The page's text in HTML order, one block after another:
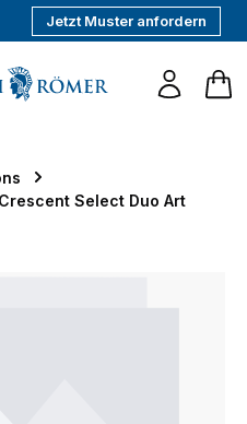
Jetzt Muster anfordern
Crescent Select Duo Art